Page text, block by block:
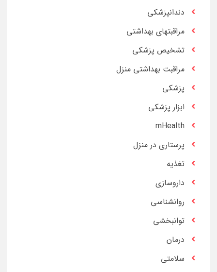
دندانپزشکی
مراقبتهای بهداشتی
تشخیص پزشکی
مراقبت بهداشتی منزل
پزشکی
ابزار پزشکی
mHealth
پرستاری در منزل
تغذیه
داروسازی
روانشناسی
توانبخشی
درمان
سلامتی